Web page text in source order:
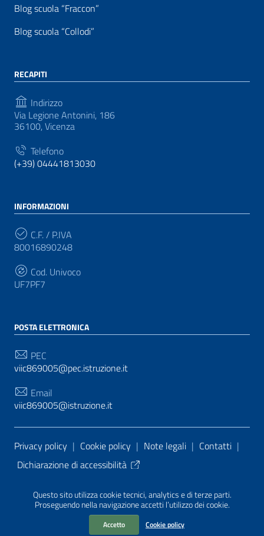
Questo sito utilizza cookie tecnici, analytics e di terze parti.
Proseguendo nella navigazione accetti l’utilizzo dei cookie.
Accetto Cookie policy
Blog scuola “Fraccon”
Blog scuola “Collodi”
RECAPITI
Indirizzo
Via Legione Antonini, 186
36100, Vicenza
Telefono
(+39) 04441813030
INFORMAZIONI
C.F. / P.IVA
80016890248
Cod. Univoco
UF7PF7
POSTA ELETTRONICA
PEC
viic869005@pec.istruzione.it
Email
viic869005@istruzione.it
Sezione Link Utili
Privacy policy | Cookie policy | Note legali | Contatti |
Dichiarazione di accessibilità
PA di AgID
| Realizzato con WordPress
da